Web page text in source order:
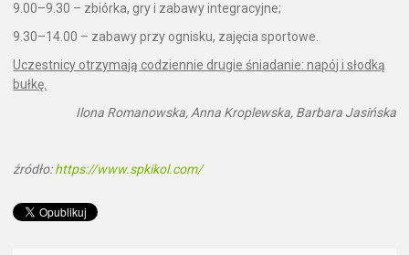
9.00–9.30 – zbiórka, gry i zabawy integracyjne;
9.30–14.00 – zabawy przy ognisku, zajęcia sportowe.
Uczestnicy otrzymają codziennie drugie śniadanie: napój i słodką
bułkę.
Ilona Romanowska, Anna Kroplewska, Barbara Jasińska
źródło:https://www.spkikol.com/